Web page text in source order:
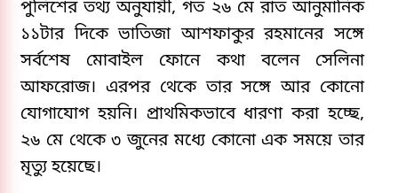
পুলিশের তথ্য অনুযায়ী, গত ২৬ মে রাত আনুমানিক
১১টার দিকে ভাতিজা আশফাকুর রহমানের সঙ্গে
সর্বশেষ মোবাইল ফোনে কথা বলেন সেলিনা
আফরোজ। এরপর থেকে তার সঙ্গে আর কোনো
যোগাযোগ হয়নি। প্রাথমিকভাবে ধারণা করা হচ্ছে,
২৬ মে থেকে ৩ জুনের মধ্যে কোনো এক সময়ে তার
মৃত্যু হয়েছে।